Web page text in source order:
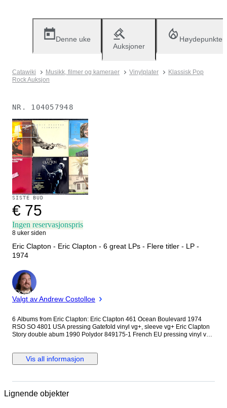
Denne uke
Auksjoner
Høydepunkter
Catawiki Musikk, filmer og kameraer Vinylplater
Klassisk Pop
Rock Auksjon
NR. 104057948
Solgt
SISTE BUD
€ 75
Ingen reservasjonspris
8 uker siden
Eric Clapton - Eric Clapton - 6 great LPs - Flere titler - LP -
1974
Ekspert
Valgt av Andrew Costolloe
6 Albums from Eric Clapton: Eric Clapton 461 Ocean Boulevard 1974
RSO SO 4801 USA pressing Gatefold vinyl vg+, sleeve vg+ Eric Clapton
Story double abum 1990 Polydor 849175-1 French EU pressing vinyl vg+,
German pressing Gatefold vinyl vg+, sleeve vg+ Eric Clapton Slowhand
1977 RSO 2479201 German pressing Gatefold vinyl vg+, sleeve vg+ Eric
pressing vinyl vg+, sleeve vg+
Vis all informasjon
Lignende objekter